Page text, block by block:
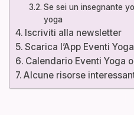
Se sei un insegnante
yoga
Iscriviti alla newsletter
Scarica l’App Eventi Yoga
Calendario Eventi Yoga
Alcune risorse